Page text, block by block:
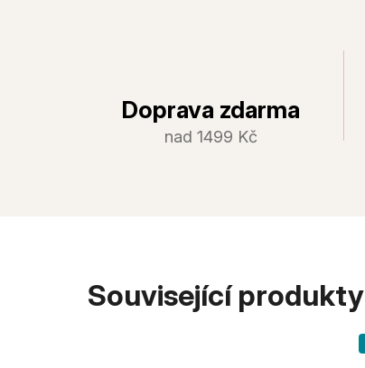
Doprava zdarma
nad 1499 Kč
Související produkty